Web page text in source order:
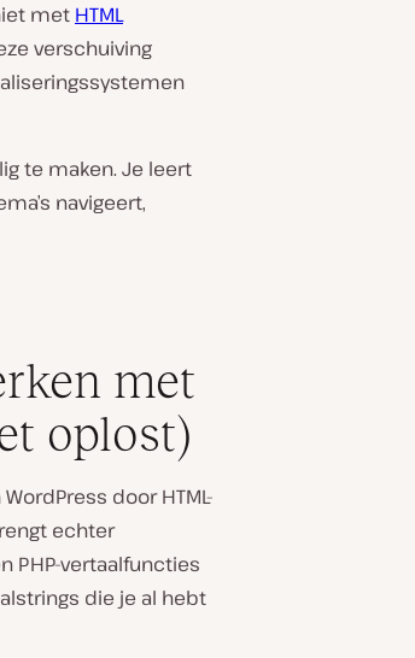
met HTML
verschuiving
te maken. Je leert
navigeert,
met
oplost)
door HTML-
echter
PHP-vertaalfuncties
die je al hebt